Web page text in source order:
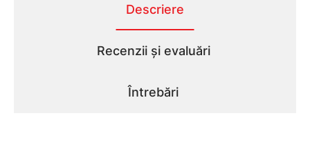
Descriere
Recenzii și evaluări
Întrebări